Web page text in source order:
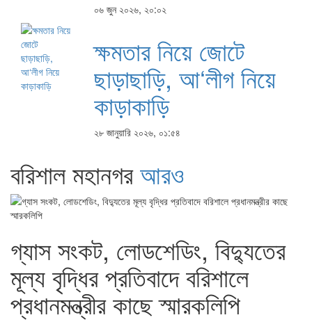
০৬ জুন ২০২৬, ২০:০২
ক্ষমতার নিয়ে জোটে
ছাড়াছাড়ি, আ‘লীগ নিয়ে
কাড়াকাড়ি
২৮ জানুয়ারি ২০২৬, ০১:৫৪
বরিশাল মহানগরআরও
গ্যাস সংকট, লোডশেডিং, বিদ্যুতের
মূল্য বৃদ্ধির প্রতিবাদে বরিশালে
প্রধানমন্ত্রীর কাছে স্মারকলিপি